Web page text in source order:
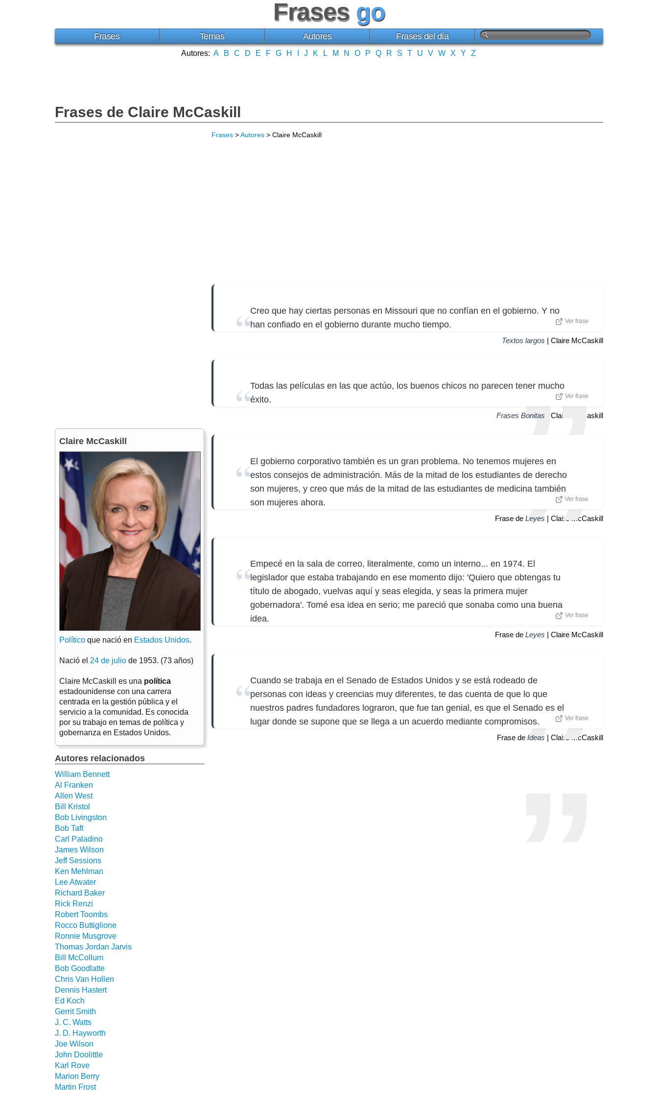
Frases go
Frases Temas Autores Frases del día
Autores: A B C D E F G H J K L M N O P Q R S T U V W X Y Z
Frases de Claire McCaskill
Frases >Autores > Claire McCaskill
Creo que hay ciertas personas en Missouri que no confían en el gobierno. Y no
han confiado en el gobierno durante mucho tiempo.
Ver frase
Textos largos | Claire McCaskill
Todas las películas en las que actúo, los buenos chicos no parecen tener mucho
éxito.
Ver frase
Frases Bonitas | Claire McCaskill
El gobierno corporativo también es un gran problema. No tenemos mujeres en
estos consejos de administración. Más de la mitad de los estudiantes de derecho
son mujeres, y creo que más de la mitad de las estudiantes de medicina también
son mujeres ahora.
Ver frase
Frase de Leyes | Claire McCaskill
Empecé en la sala de correo, literalmente, como un interno... en 1974. El
legislador que estaba trabajando en ese momento dijo: 'Quiero que obtengas tu
título de abogado, vuelvas aquí y seas elegida, y seas la primera mujer
gobernadora'. Tomé esa idea en serio; me pareció que sonaba como una buena
idea.
Ver frase
Frase de Leyes | Claire McCaskill
Cuando se trabaja en el Senado de Estados Unidos y se está rodeado de
personas con ideas y creencias muy diferentes, te das cuenta de que lo que
nuestros padres fundadores lograron, que fue tan genial, es que el Senado es el
lugar donde se supone que se llega a un acuerdo mediante compromisos.
Ver frase
Frase de Ideas | Claire McCaskill
Claire McCaskill
Político que nació en Estados Unidos.
Nació el 24 de julio de 1953. (73 años)
Claire McCaskill es una política
estadounidense con una carrera
centrada en la gestión pública y el
servicio a la comunidad. Es conocida
por su trabajo en temas de política y
gobernanza en Estados Unidos.
Autores relacionados
William Bennett
Al Franken
Allen West
Bill Kristol
Bob Livingston
Bob Taft
Carl Paladino
James Wilson
Jeff Sessions
Ken Mehlman
Lee Atwater
Richard Baker
Rick Renzi
Robert Toombs
Rocco Buttiglione
Ronnie Musgrove
Thomas Jordan Jarvis
Bill McCollum
Bob Goodlatte
Chris Van Hollen
Dennis Hastert
Ed Koch
Gerrit Smith
J. C. Watts
J. D. Hayworth
Joe Wilson
John Doolittle
Karl Rove
Marion Berry
Martin Frost